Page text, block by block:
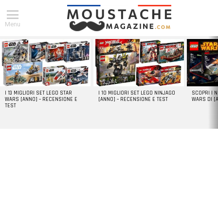
Menu
DERNIERS
ARTICLES
I 13 MIGLIORI SET LEGO STAR
WARS [ANNO] – RECENSIONE E
TEST
I 10 MIGLIORI SET LEGO NINJAGO
[ANNO] – RECENSIONE E TEST
SCOPRI I
WARS DI